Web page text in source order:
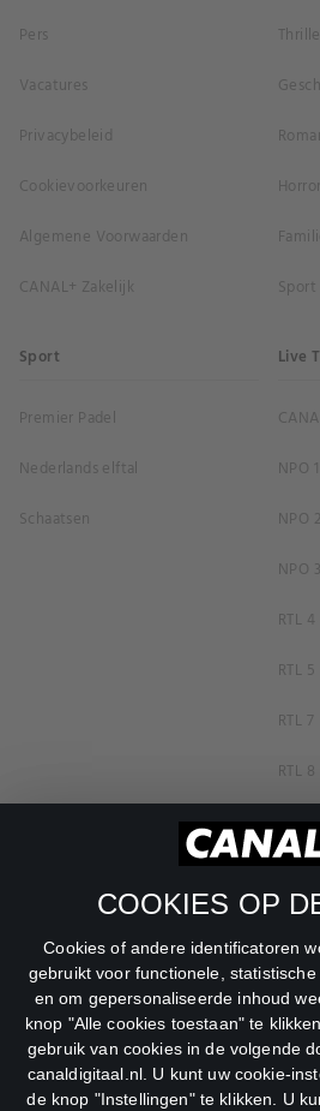
COOKIES OP
Cookies of andere identificatoren
gebruikt voor functionele,
en om gepersonaliseerde inhoud
knop "Alle cookies toestaan" te
gebruik van cookies in de volgende
canaldigitaal.nl. U kunt uw cookie-
de knop "Instellingen" te klikken. U
Pers
Vacatures
Privacybeleid
Cookievoorkeuren
Algemene Voorwaarden
CANAL+ Zakelijk
Horror
Sport
Sport
Premier Padel
Nederlands elftal
Schaatsen
Live
NPO 1
NPO 2
NPO 3
RTL 4
RTL 5
RTL 7
RTL 8
RTL Z
SBS6